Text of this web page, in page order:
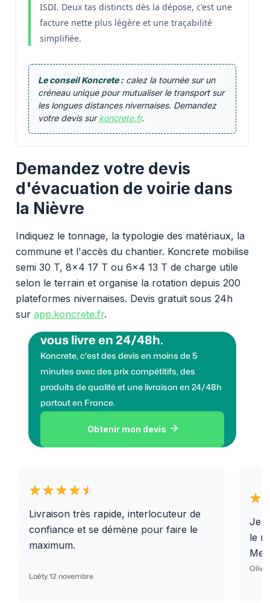
ISDI. Deux tas distincts dès la dépose, c'est une
facture nette plus légère et une traçabilité
simplifiée.
Le conseil Koncrete :calez la tournée sur un
créneau unique pour mutualiser le transport sur
les longues distances nivernaises. Demandez
votre devis surkoncrete.fr.
Demandez votre devis
d'évacuation de voirie dans
la Nièvre
Indiquez le tonnage, la typologie des matériaux, la
commune et l'accès du chantier. Koncrete mobilise
semi 30 T, 8x4 17 T ou 6x4 13 T de charge utile
selon le terrain et organise la rotation depuis 200
plateformes nivernaises. Devis gratuit sous 24h
sur app.koncrete.fr.
vous livre en 24/48h.
Koncrete, c'est des devis en moins de 5
minutes avec des prix compétitifs, des
produits de qualité et une livraison en 24/48h
partout en France.
Obtenir mon devis 
Livraison très rapide, interlocuteur de
confiance et se démène pour faire le
maximum.
Laëty 12 novembre
Je
le